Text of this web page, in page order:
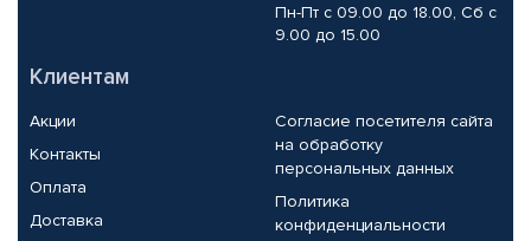
Пн-Пт с 09.00 до 18.00, Сб с
9.00 до 15.00
Клиентам
Акции
Контакты
Оплата
Доставка
Согласие посетителя сайта
на обработку
персональных данных
Политика
конфиденциальности